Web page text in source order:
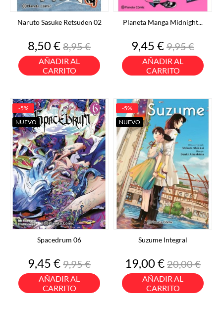
Naruto Sasuke Retsuden 02
Precio
8,50 €Precio
base
8,95 €
AÑADIR AL
CARRITO
Planeta Manga Midnight...
Precio
9,45 €Precio
base
9,95 €
AÑADIR AL
CARRITO
Spacedrum 06
Precio
9,45 €Precio
base
9,95 €
AÑADIR AL
CARRITO
-5%
NUEVO
Suzume Integral
Precio
19,00 €Precio
base
20,00 €
AÑADIR AL
CARRITO
-5%
NUEVO